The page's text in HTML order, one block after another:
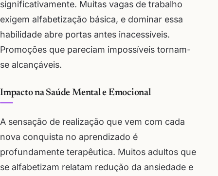
significativamente. Muitas vagas de trabalho
exigem alfabetização básica, e dominar essa
habilidade abre portas antes inacessíveis.
Promoções que pareciam impossíveis tornam-
se alcançáveis.
Impacto na Saúde Mental e Emocional
A sensação de realização que vem com cada
nova conquista no aprendizado é
profundamente terapêutica. Muitos adultos que
se alfabetizam relatam redução da ansiedade e